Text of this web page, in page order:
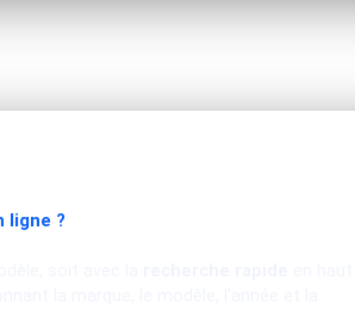
ligne ?